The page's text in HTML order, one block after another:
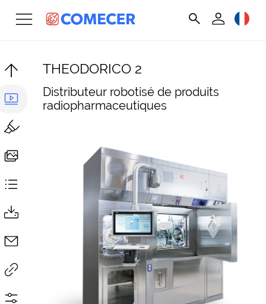
THEODORICO 2
Distributeur robotisé de produits
radiopharmaceutiques